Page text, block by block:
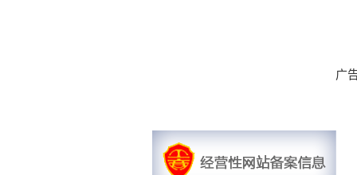
广